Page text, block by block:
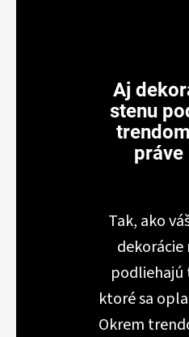
Aj
stenu
práve
Tak, ako
dekorácie
ktoré sa
Okrem